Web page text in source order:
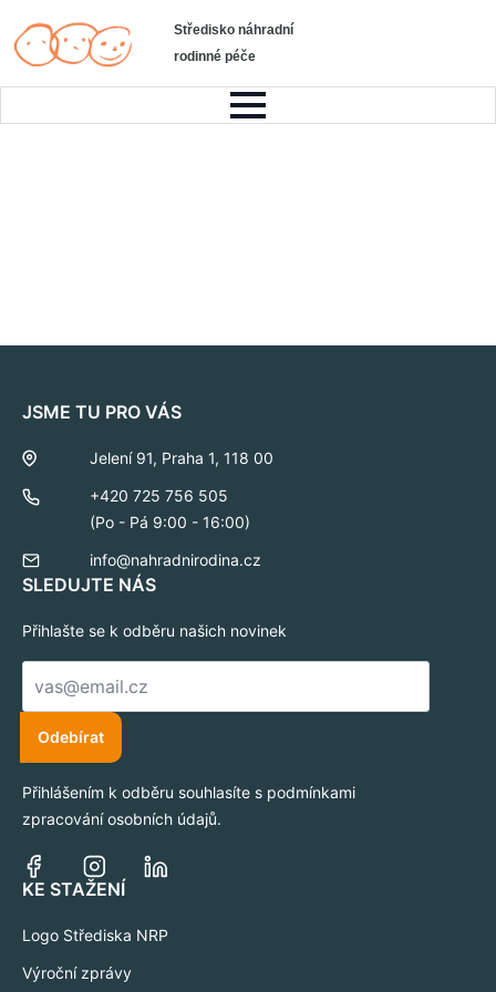
Středisko náhradní
rodinné péče
JSME TU PRO VÁS
Jelení 91, Praha 1, 118 00
+420 725 756 505
(Po - Pá 9:00 - 16:00)
info@nahradnirodina.cz
SLEDUJTE NÁS
Přihlašte se k odběru našich novinek
E-
mail
Odebírat
Přihlášením k odběru souhlasíte s podmínkami
zpracování osobních údajů.
KE STAŽENÍ
Logo Střediska NRP
Výroční zprávy